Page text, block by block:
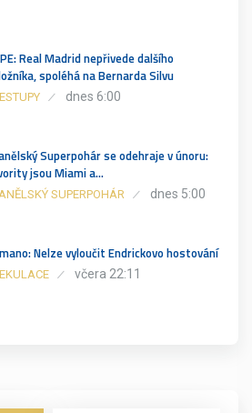
Real Madrid nepřivede dalšího
spoléhá na Bernarda Silvu
dnes 6:00
Superpohár se odehraje v únoru:
jsou Miami a…
SUPERPOHÁR dnes 5:00
Nelze vyloučit Endrickovo hostování
včera 22:11